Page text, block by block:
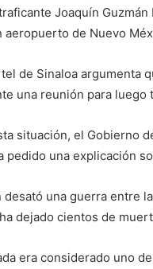
Joaquín
aeropuerto de Nuevo
de Sinaloa argumenta
una reunión para
situación, el Gobierno
pedido una explicación
desató una guerra entre
dejado cientos de
era considerado uno